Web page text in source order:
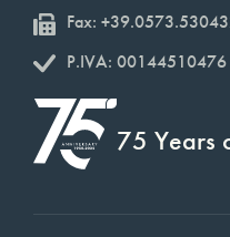
Fax:
P.IVA: 00144510476
75 Years